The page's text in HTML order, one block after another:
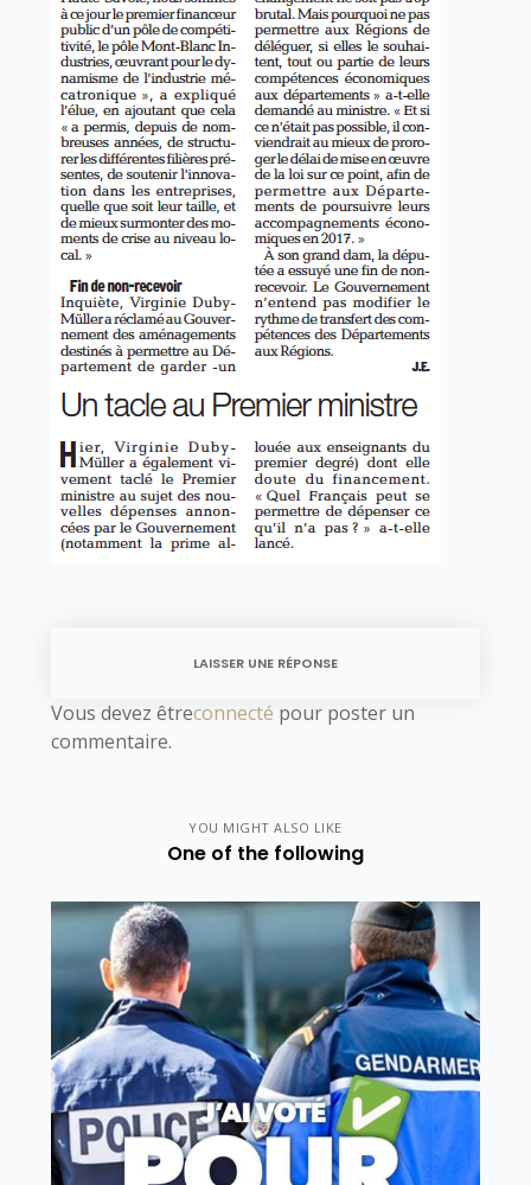
LAISSER UNE RÉPONSE
Vous devez êtreconnecté pour poster un
commentaire.
YOU MIGHT ALSO LIKE
One of the following